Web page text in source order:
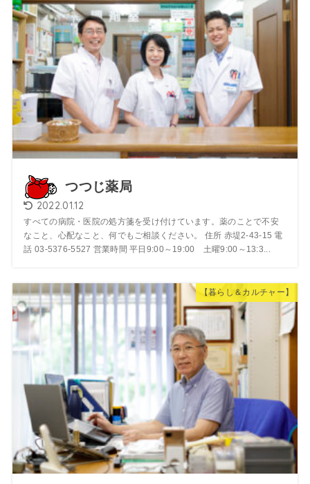
つつじ薬局
2022.01.12
すべての病院・医院の処方箋を受け付けています。薬のことで不安
なこと、心配なこと、何でもご相談ください。 住所 赤堤2-43-15 電
話 03-5376-5527 営業時間 平日9:00～19:00 土曜9:00～13:3...
【暮らし＆カルチャー】